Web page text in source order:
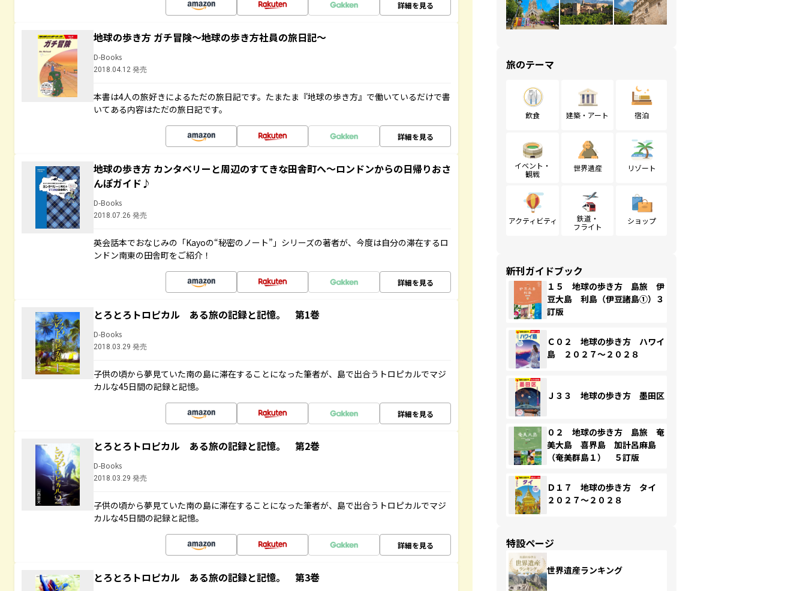
詳細を見る
地球の歩き方 ガチ冒険～地球の歩き方社員の旅日記～
D-Books
2018.04.12 発売
本書は4人の旅好きによるただの旅日記です。たまたま『地球の歩き方』で働いているだけで書
いてある内容はただの旅日記です。
詳細を見る
地球の歩き方 カンタベリーと周辺のすてきな田舎町へ～ロンドンからの日帰りおさ
んぽガイド♪
D-Books
2018.07.26 発売
英会話本でおなじみの「Kayoの“秘密のノート”」シリーズの著者が、今度は自分の滞在するロ
ンドン南東の田舎町をご紹介！
詳細を見る
とろとろトロピカル ある旅の記録と記憶。 第1巻
D-Books
2018.03.29 発売
子供の頃から夢見ていた南の島に滞在することになった筆者が、島で出合うトロピカルでマジ
カルな45日間の記録と記憶。
詳細を見る
とろとろトロピカル ある旅の記録と記憶。 第2巻
D-Books
2018.03.29 発売
子供の頃から夢見ていた南の島に滞在することになった筆者が、島で出合うトロピカルでマジ
カルな45日間の記録と記憶。
詳細を見る
とろとろトロピカル ある旅の記録と記憶。 第3巻
旅のテーマ
飲食 建築・アート 宿泊
イベント・
観戦
世界遺産 リゾート
アクティビティ
鉄道・
フライト
ショップ
新刊ガイドブック
１５ 地球の歩き方 島旅 伊
豆大島 利島（伊豆諸島①）３
訂版
Ｃ０２ 地球の歩き方 ハワイ
島 ２０２７～２０２８
Ｊ３３ 地球の歩き方 墨田区
０２ 地球の歩き方 島旅 奄
美大島 喜界島 加計呂麻島
（奄美群島１） ５訂版
Ｄ１７ 地球の歩き方 タイ
２０２７～２０２８
特設ページ
世界遺産ランキング